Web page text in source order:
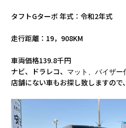
タフトGターボ 年式：令和2年式
走行距離：19，908KM
車両価格139.8千円
ナビ、ドラレコ、 マット、バイザー
店舗にない車もお探し致しますので